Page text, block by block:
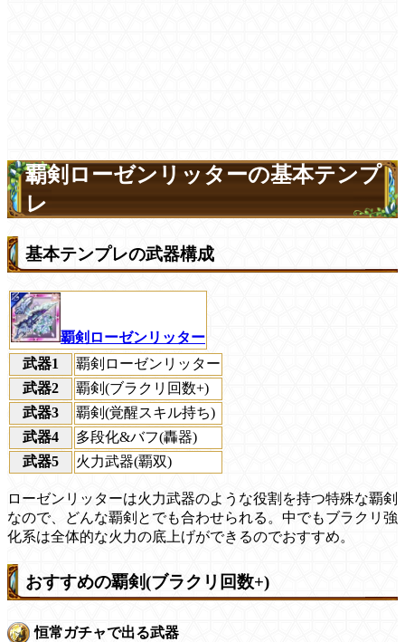
覇剣ローゼンリッターの基本テンプ
レ
基本テンプレの武器構成
覇剣ローゼンリッター
武器1
覇剣ローゼンリッター
武器2
覇剣(ブラクリ回数+)
武器3
覇剣(覚醒スキル持ち)
武器4
多段化&バフ(轟器)
武器5
火力武器(覇双)
ローゼンリッターは火力武器のような役割を持つ特殊な覇剣
なので、どんな覇剣とでも合わせられる。中でもブラクリ強
化系は全体的な火力の底上げができるのでおすすめ。
おすすめの覇剣(ブラクリ回数+)
恒常ガチャで出る武器